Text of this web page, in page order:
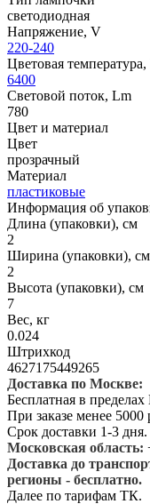
светодиодная
Напряжение, V
220-240
Цветовая
6400
Световой поток, Lm
780
Цвет и материал
Цвет
прозрачный
Материал
пластиковые
Информация об
Длина (упаковки), см
2
Ширина (упаковки), см
2
Высота (упаковки), см
7
Вес, кг
0.024
Штрихкод
4627175449265
Доставка по Москве:
Бесплатная в
При заказе менее
Срок доставки 1-3 дня.
Московская область:
Доставка до
регионы - бесплатно.
Далее по тарифам ТК.